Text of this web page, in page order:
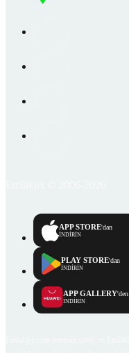
APP STORE'dan
İNDİRİN
PLAY STORE'dan
İNDİRİN
APP GALLERY'den
İNDİRİN